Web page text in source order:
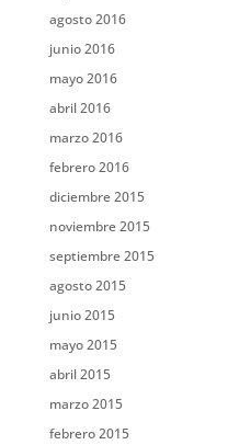
agosto 2016
junio 2016
mayo 2016
abril 2016
marzo 2016
febrero 2016
diciembre 2015
noviembre 2015
septiembre 2015
agosto 2015
junio 2015
mayo 2015
abril 2015
marzo 2015
febrero 2015